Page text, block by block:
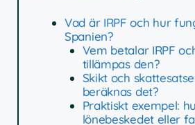
Vad är IRPF och hur
Spanien?
Vem betalar IRPF
tillämpas den?
Skikt och
beräknas det?
Praktiskt exempel:
lönebeskedet eller